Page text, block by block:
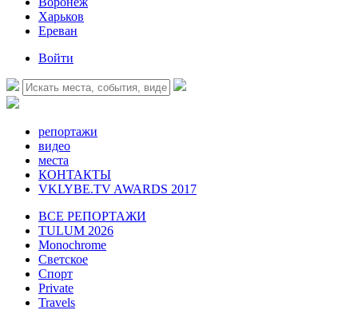
Харьков
Ереван
Войти
репортажи
видео
места
КОНТАКТЫ
VKLYBE.TV AWARDS 2017
ВСЕ РЕПОРТАЖИ
TULUM 2026
Monochrome
Светское
Спорт
Private
Travels